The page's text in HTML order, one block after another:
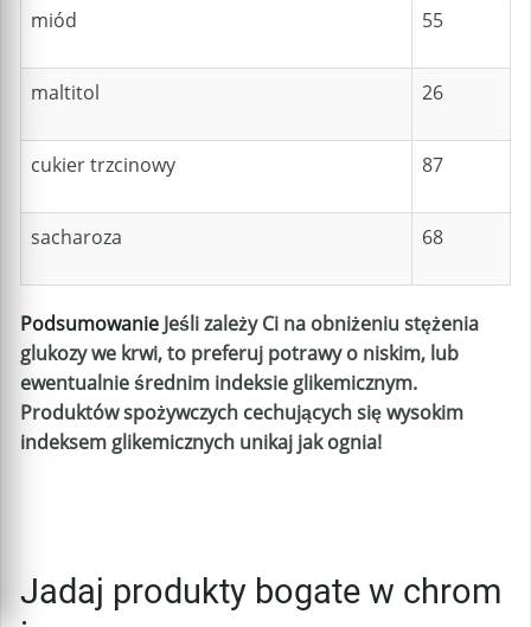
miód 55
maltitol 26
cukier trzcinowy 87
sacharoza 68
Podsumowanie Jeśli zależy Ci na obniżeniu stężenia
glukozy we krwi, to preferuj potrawy o niskim, lub
ewentualnie średnim indeksie glikemicznym.
Produktów spożywczych cechujących się wysokim
indeksem glikemicznych unikaj jak ognia!
Jadaj produkty bogate w chrom